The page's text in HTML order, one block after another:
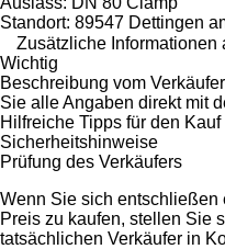
Standort: 89547 Dettingen
Zusätzliche Informationen
Wichtig
Beschreibung vom
Sie alle Angaben direkt mit
Hilfreiche Tipps für den Kauf
Sicherheitshinweise
Prüfung des Verkäufers
Wenn Sie sich entschließen
Preis zu kaufen, stellen Sie
tatsächlichen Verkäufer in